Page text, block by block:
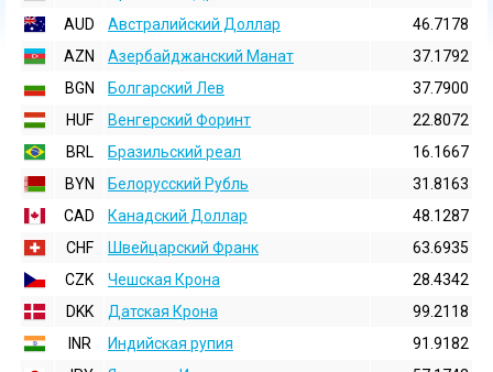
AUD
Австралийский Доллар
46.7178
AZN
Азербайджанский Манат
37.1792
BGN
Болгарский Лев
37.7900
HUF
Венгерский Форинт
22.8072
BRL
Бразильский реал
16.1667
BYN
Белорусский Рубль
31.8163
CAD
Канадский Доллар
48.1287
CHF
Швейцарский Франк
63.6935
CZK
Чешская Крона
28.4342
DKK
Датская Крона
99.2118
INR
Индийская pупия
91.9182